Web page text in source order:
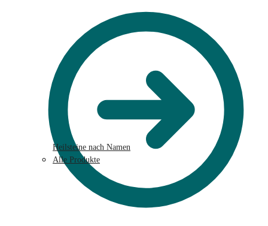
Heilsteine nach Namen
Alle Produkte